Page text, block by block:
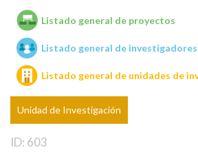
Unidades de investigación
Listado general de proyectos
Listado general de investigadores
Listado general de unidades de
Unidad de Investigación
ID: 603